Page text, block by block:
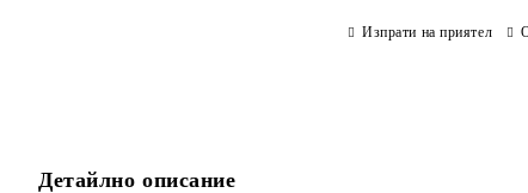
Изпрати на приятел
Детайлно описание